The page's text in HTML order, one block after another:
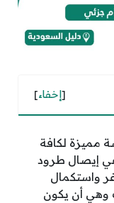
[إخفاء]
مميزة لكافة
إيصال طرود
واستكمال
وهي أن يكون